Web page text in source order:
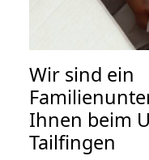
Wir sind ein
Ihnen beim
Tailfingen